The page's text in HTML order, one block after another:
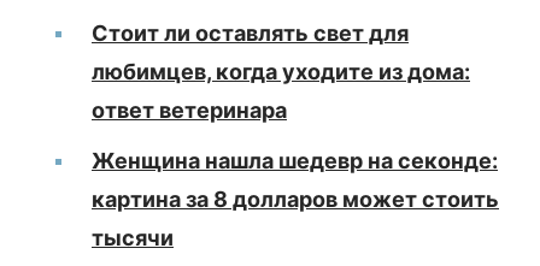
Стоит ли оставлять свет для
любимцев, когда уходите из дома:
ответ ветеринара
Женщина нашла шедевр на секонде:
картина за 8 долларов может стоить
тысячи